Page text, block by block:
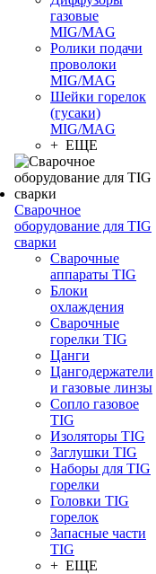
газовые
MIG/MAG
Ролики подачи
проволоки
MIG/MAG
Шейки горелок
(гусаки)
MIG/MAG
+ ЕЩЕ
Сварочное
оборудование для TIG
сварки
Сварочные
аппараты TIG
Блоки
охлаждения
Сварочные
горелки TIG
Цанги
Цангодержатели
и газовые линзы
Сопло газовое
TIG
Изоляторы TIG
Заглушки TIG
Наборы для TIG
горелки
Головки TIG
горелок
Запасные части
TIG
+ ЕЩЕ